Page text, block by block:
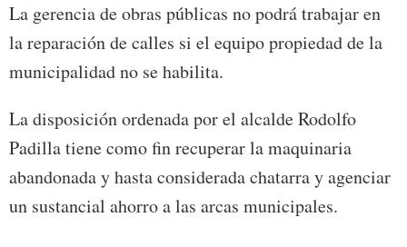
La gerencia de obras públicas no podrá trabajar en
la reparación de calles si el equipo propiedad de la
municipalidad no se habilita.
La disposición ordenada por el alcalde Rodolfo
Padilla tiene como fin recuperar la maquinaria
abandonada y hasta considerada chatarra y agenciar
un sustancial ahorro a las arcas municipales.